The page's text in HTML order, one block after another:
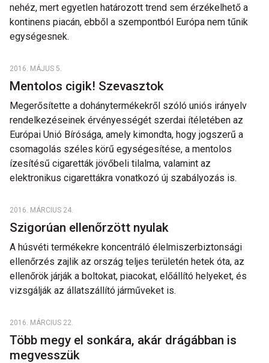
nehéz, mert egyetlen határozott trend sem érzékelhető a
kontinens piacán, ebből a szempontból Európa nem tűnik
egységesnek.
2016. MÁJUS 5.
Mentolos cigik! Szevasztok
Megerősítette a dohánytermékekről szóló uniós irányelv
rendelkezéseinek érvényességét szerdai ítéletében az
Európai Unió Bírósága, amely kimondta, hogy jogszerű a
csomagolás széles körű egységesítése, a mentolos
ízesítésű cigaretták jövőbeli tilalma, valamint az
elektronikus cigarettákra vonatkozó új szabályozás is.
2016. MÁRCIUS 24.
Szigorúan ellenőrzött nyulak
A húsvéti termékekre koncentráló élelmiszerbiztonsági
ellenőrzés zajlik az ország teljes területén hetek óta, az
ellenőrök járják a boltokat, piacokat, előállító helyeket, és
vizsgálják az állatszállító járműveket is.
2016. MÁRCIUS 22.
Több megy el sonkára, akár drágábban is
megvesszük